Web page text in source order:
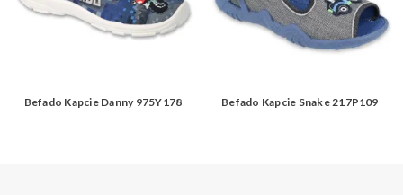
Befado Kapcie Danny 975Y178 Befado Kapcie Snake 217P109